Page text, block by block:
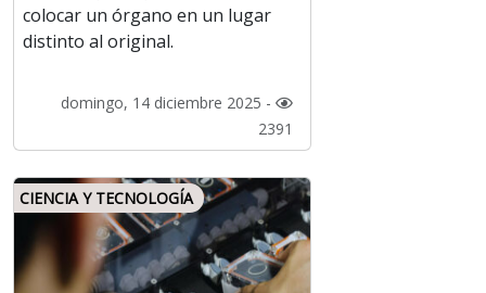
colocar un órgano en un lugar
distinto al original.
domingo, 14 diciembre 2025 -
2391
CIENCIA Y TECNOLOGÍA